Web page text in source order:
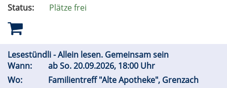
Status:
Plätze frei
Lesestündli - Allein lesen. Gemeinsam sein
Wann:
abSo.20.09.2026, 18:00 Uhr
Wo:
Familientreff "Alte Apotheke", Grenzach